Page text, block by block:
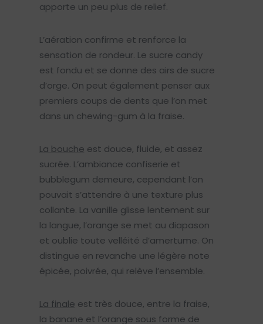
apporte un peu plus de relief.
L’aération confirme et renforce la
sensation de rondeur. Le sucre candy
est fondu et se donne des airs de sucre
d’orge. On peut également penser aux
premiers coups de dents que l’on met
dans un chewing-gum à la fraise.
La bouche est douce, fluide, et assez
sucrée. L’ambiance confiserie et
bubblegum demeure, cependant l’on
pouvait s’attendre à une texture plus
collante. La vanille glisse lentement sur
la langue, l’orange se met au diapason
et oublie toute velléité d’amertume. On
distingue en revanche une légère note
épicée, poivrée, qui relève l’ensemble.
La finale est très douce, entre la fraise,
la banane et l’orange sous forme de